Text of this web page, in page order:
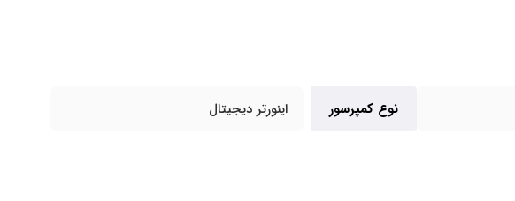
نوع کمپرسور اینورتر دیجیتال